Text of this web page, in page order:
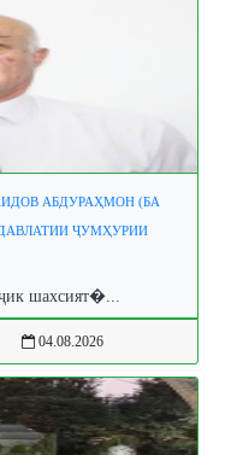
АБДУРАҲМОН (БА
ҶУМҲУРИИ
шахсият�...
04.08.2026